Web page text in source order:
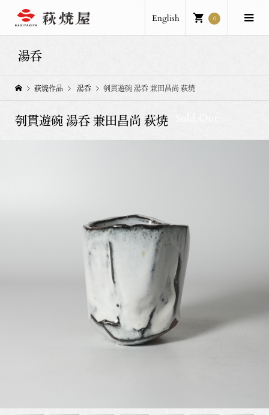
English 0
湯呑
萩焼作品 湯呑 刳貫遊碗 湯呑 兼田昌尚 萩焼
刳貫遊碗 湯呑 兼田昌尚 萩焼